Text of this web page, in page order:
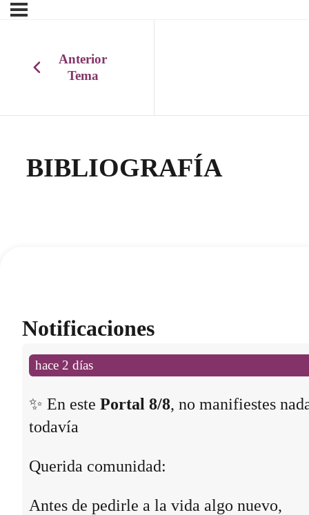
Anterior
Tema
BIBLIOGRAFÍA
Notificaciones
hace 2 días
✨ En este Portal 8/8, no manifiestes
todavía
Querida comunidad:
Antes de pedirle a la vida algo nuevo,